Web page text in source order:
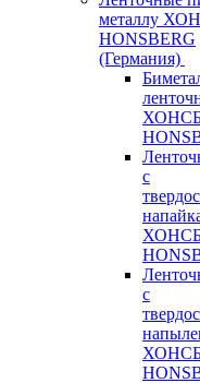
металлу
HONSBERG
(Германия)
с
с